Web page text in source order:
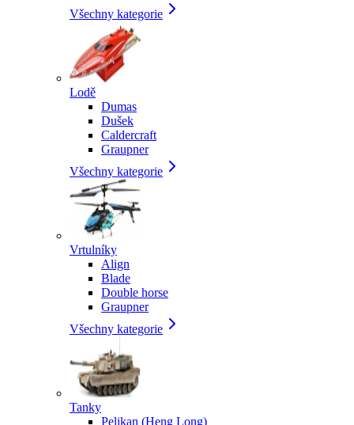
Všechny kategorie
Lodě
Dumas
Dušek
Caldercraft
Graupner
Všechny kategorie
Vrtulníky
Align
Blade
Double horse
Graupner
Všechny kategorie
Tanky
Pelikan (Heng Long)